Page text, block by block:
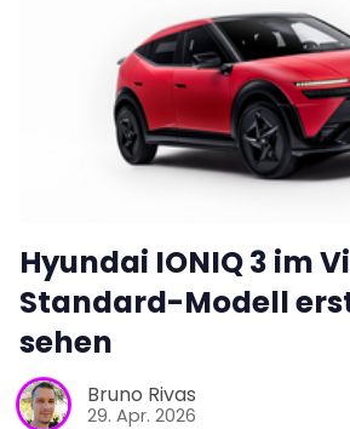
Hyundai IONIQ 3 im
Standard-Modell
sehen
Bruno Rivas
29. Apr. 2026